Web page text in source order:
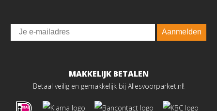
Email
Aanmelden
MAKKELIJK BETALEN
Betaal veilig en gemakkelijk bij Allesvoorparket.nl!